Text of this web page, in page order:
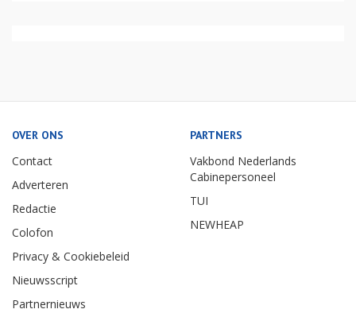
OVER ONS
Contact
Adverteren
Redactie
Colofon
Privacy & Cookiebeleid
Nieuwsscript
Partnernieuws
PARTNERS
Vakbond Nederlands
Cabinepersoneel
TUI
NEWHEAP